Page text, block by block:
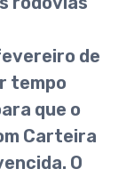
de
tempo
que o
Carteira
O